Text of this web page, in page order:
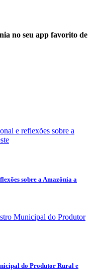
no seu app favorito de
sobre a Amazônia a
do Produtor Rural e